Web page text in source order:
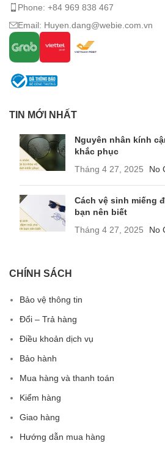
Phone: +84 969 838 467
Email: Huyen.dang@webie.com.vn
TIN MỚI NHẤT
Nguyên nhân kính
khắc phục
Tháng 4 27, 2025
No
Cách vệ sinh miếng
bạn nên biết
Tháng 4 27, 2025
No
CHÍNH SÁCH
Bảo vệ thông tin
Đổi – Trả hàng
Điều khoản dịch vụ
Bảo hành
Mua hàng và thanh toán
Kiểm hàng
Giao hàng
Hướng dẫn mua hàng